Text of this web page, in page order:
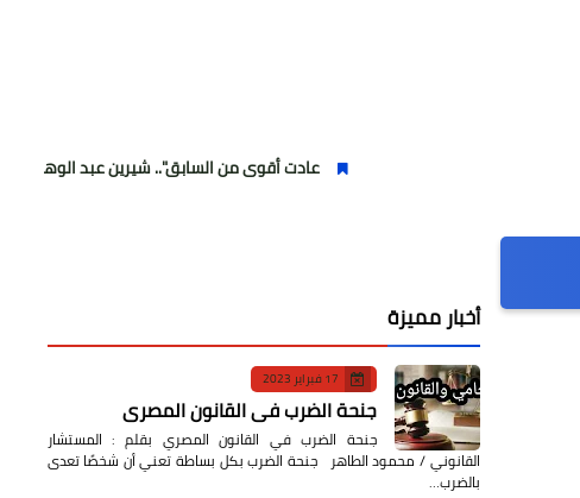
عادت أقوى من السابق".. شيرين عبد الوهاب تتألق في أولى
أخبار مميزة
17 فبراير 2023
جنحة الضرب في القانون المصري
جنحة الضرب في القانون المصري بقلم : المستشار
القانوني / محمود الطاهر جنحة الضرب بكل بساطة تعني أن شخصًا تعدى
بالضرب…